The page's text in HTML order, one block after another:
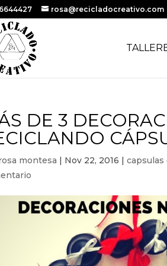
rosa@recicladocreativo.com
DE 3
montesa | Nov 22, 2016 |capsulas